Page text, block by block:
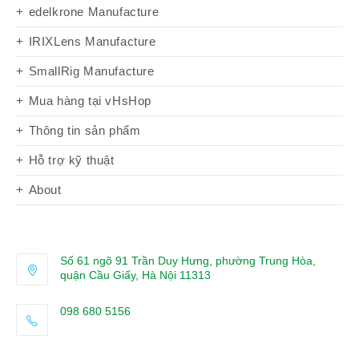
edelkrone Manufacture
IRIXLens Manufacture
SmallRig Manufacture
Mua hàng tại vHsHop
Thông tin sản phẩm
Hỗ trợ kỹ thuật
About
Số 61 ngõ 91 Trần Duy Hưng, phường Trung Hòa,
quận Cầu Giấy, Hà Nội 11313
098 680 5156